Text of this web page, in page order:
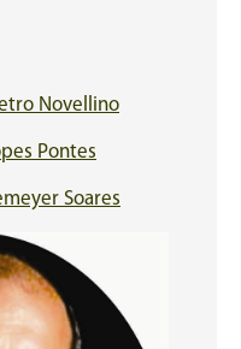
Novellino
Pontes
Soares